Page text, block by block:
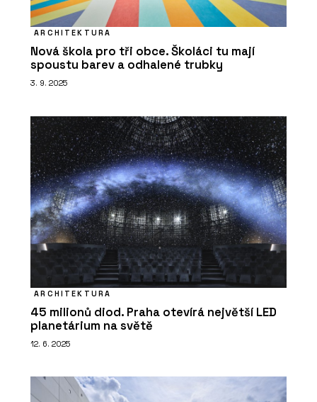
ARCHITEKTURA
Nová škola pro tři obce. Školáci tu mají
spoustu barev a odhalené trubky
3. 9. 2025
ARCHITEKTURA
45 milionů diod. Praha otevírá největší LED
planetárium na světě
12. 6. 2025